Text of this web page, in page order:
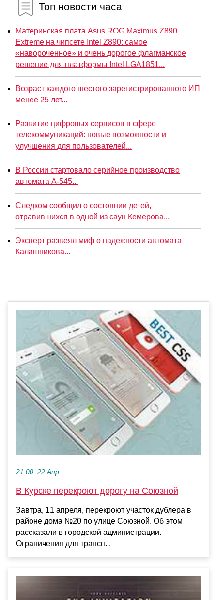
Топ новости часа
Материнская плата Asus ROG Maximus Z890
Extreme на чипсете Intel Z890: самое
«навороченное» и очень дорогое флагманское
решение для платформы Intel LGA1851...
Возраст каждого шестого зарегистрированного ИП
менее 25 лет...
Развитие цифровых сервисов в сфере
телекоммуникаций: новые возможности и
улучшения для пользователей...
В России стартовало серийное производство
автомата А-545...
Следком сообщил о состоянии детей,
отравившихся в одной из саун Кемерова...
Эксперт развеял миф о надежности автомата
Калашникова...
21:00, 22 Апр
В Курске перекроют дорогу на Союзной
Завтра, 11 апреля, перекроют участок дублера в
районе дома №20 по улице Союзной. Об этом
рассказали в городской администрации.
Ограничения для трансп...